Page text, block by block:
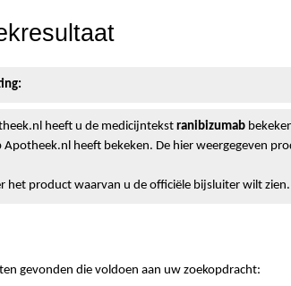
heeft u de medicijntekst ranibizumab
Apotheek.nl heeft bekeken. De hier weergegeven
het product waarvan u de officiële bijsluiter wilt
gevonden die voldoen aan uw zoekopdracht: